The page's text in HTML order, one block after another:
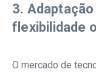
3.
flexibilidade
O mercado de